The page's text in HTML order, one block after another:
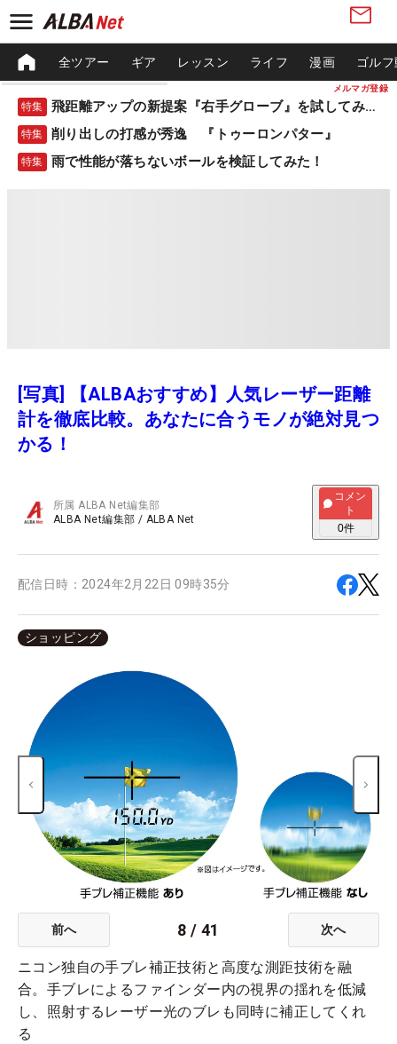
メルマガ登録
全ツアー ギア レッスン ライフ 漫画 ゴル
特集 飛距離アップの新提案『右手グローブ』を試してみた！
特集 削り出しの打感が秀逸 『トゥーロンパター』
特集 雨で性能が落ちないボールを検証してみた！
[写真] 【ALBAおすすめ】人気レーザー距離
計を徹底比較。あなたに合うモノが絶対見つ
かる！
所属ALBA Net編集部
ALBA Net編集部 / ALBA Net
コメン
ト
0件
配信日時： 2024年2月22日 09時35分
ショッピング
前へ 8 / 41 次へ
ニコン独自の手ブレ補正技術と高度な測距技術を融
合。手ブレによるファインダー内の視界の揺れを低減
し、照射するレーザー光のブレも同時に補正してくれ
る